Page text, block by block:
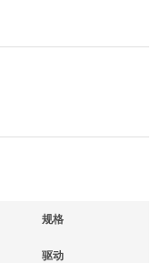
规格
驱动